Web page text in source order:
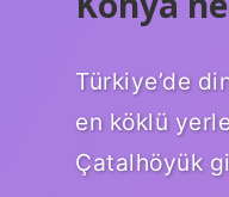
Türkiye’de
en köklü
Çatalhöyük